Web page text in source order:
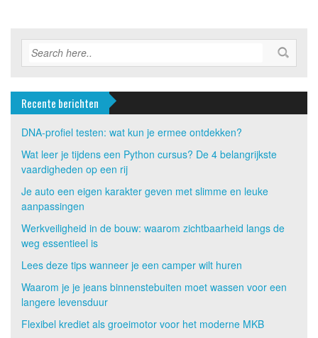
Recente berichten
DNA-profiel testen: wat kun je ermee ontdekken?
Wat leer je tijdens een Python cursus? De 4 belangrijkste
vaardigheden op een rij
Je auto een eigen karakter geven met slimme en leuke
aanpassingen
Werkveiligheid in de bouw: waarom zichtbaarheid langs de
weg essentieel is
Lees deze tips wanneer je een camper wilt huren
Waarom je je jeans binnenstebuiten moet wassen voor een
langere levensduur
Flexibel krediet als groeimotor voor het moderne MKB